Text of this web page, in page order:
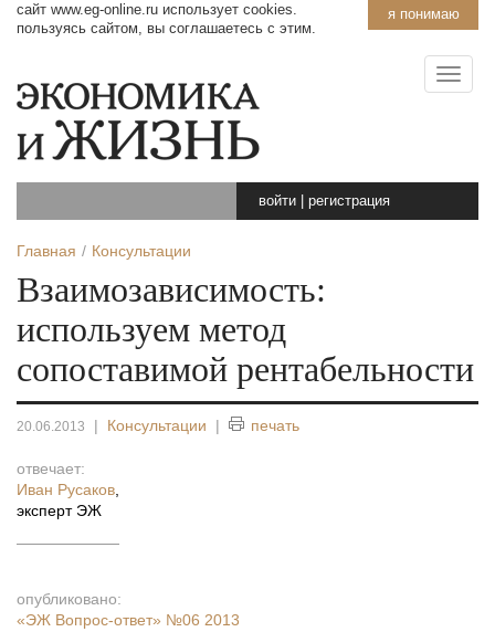
я понимаю
сайт www.eg-online.ru использует cookies.
пользуясь сайтом, вы соглашаетесь с этим.
войти регистрация
Главная Консультации
Взаимозависимость:
используем метод
сопоставимой рентабельности
20.06.2013 | Консультации | печать
отвечает:
Иван Русаков
эксперт ЭЖ
опубликовано:
«ЭЖ Вопрос-ответ» №06 2013